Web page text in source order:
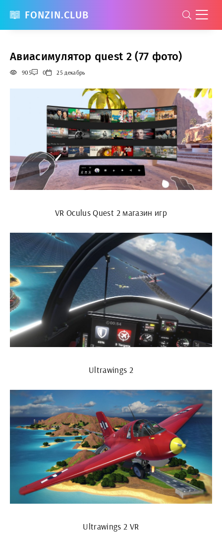
FONZIN.CLUB
Авиасимулятор quest 2 (77 фото)
905 0 25 декабрь
VR Oculus Quest 2 магазин игр
Ultrawings 2
Ultrawings 2 VR